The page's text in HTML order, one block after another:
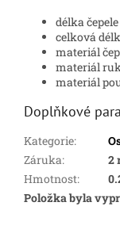
délka čepele
celková
materiál
materiál
materiál
Doplňkové
Kategorie:
Záruka:
2
Hmotnost:
Položka byla